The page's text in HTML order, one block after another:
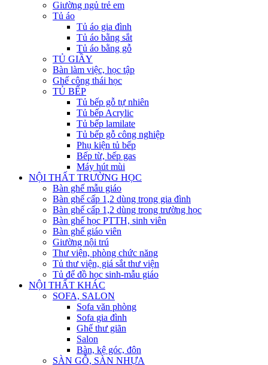
Giường ngủ trẻ em
Tủ áo
Tủ áo gia đình
Tủ áo bằng sắt
Tủ áo bằng gỗ
TỦ GIẦY
Bàn làm việc, học tập
Ghế công thái học
TỦ BẾP
Tủ bếp gỗ tự nhiên
Tủ bếp Acrylic
Tủ bếp lamilate
Tủ bếp gỗ công nghiệp
Phụ kiện tủ bếp
Bếp từ, bếp gas
Máy hút mùi
NỘI THẤT TRƯỜNG HỌC
Bàn ghế mẫu giáo
Bàn ghế cấp 1,2 dùng trong gia đình
Bàn ghế cấp 1,2 dùng trong trường học
Bàn ghế học PTTH, sinh viên
Bàn ghế giáo viên
Giường nội trú
Thư viện, phòng chức năng
Tủ thư viện, giá sắt thư viện
Tủ để đồ học sinh-mẫu giáo
NỘI THẤT KHÁC
SOFA, SALON
Sofa văn phòng
Sofa gia đình
Ghế thư giãn
Salon
Bàn, kệ góc, đôn
SÀN GỖ, SÀN NHỰA